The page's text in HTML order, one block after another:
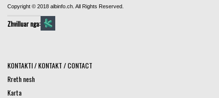
Copyright © 2018 albinfo.ch. All Rights Reserved.
Zhvilluar nga:
KONTAKTI / KONTAKT / CONTACT
Rreth nesh
Karta